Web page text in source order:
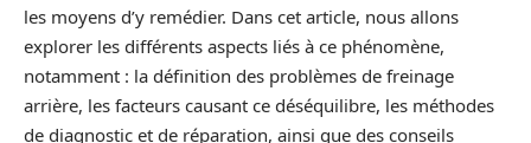
les moyens d’y remédier. Dans cet article, nous allons
explorer les différents aspects liés à ce phénomène,
notamment : la définition des problèmes de freinage
arrière, les facteurs causant ce déséquilibre, les méthodes
de diagnostic et de réparation, ainsi que des conseils